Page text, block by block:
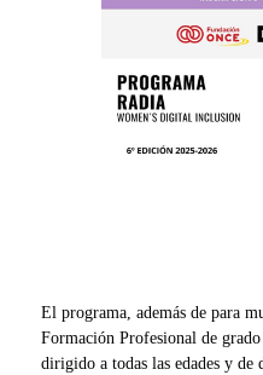
El programa, además de para
Formación Profesional de
dirigido a todas las edades y